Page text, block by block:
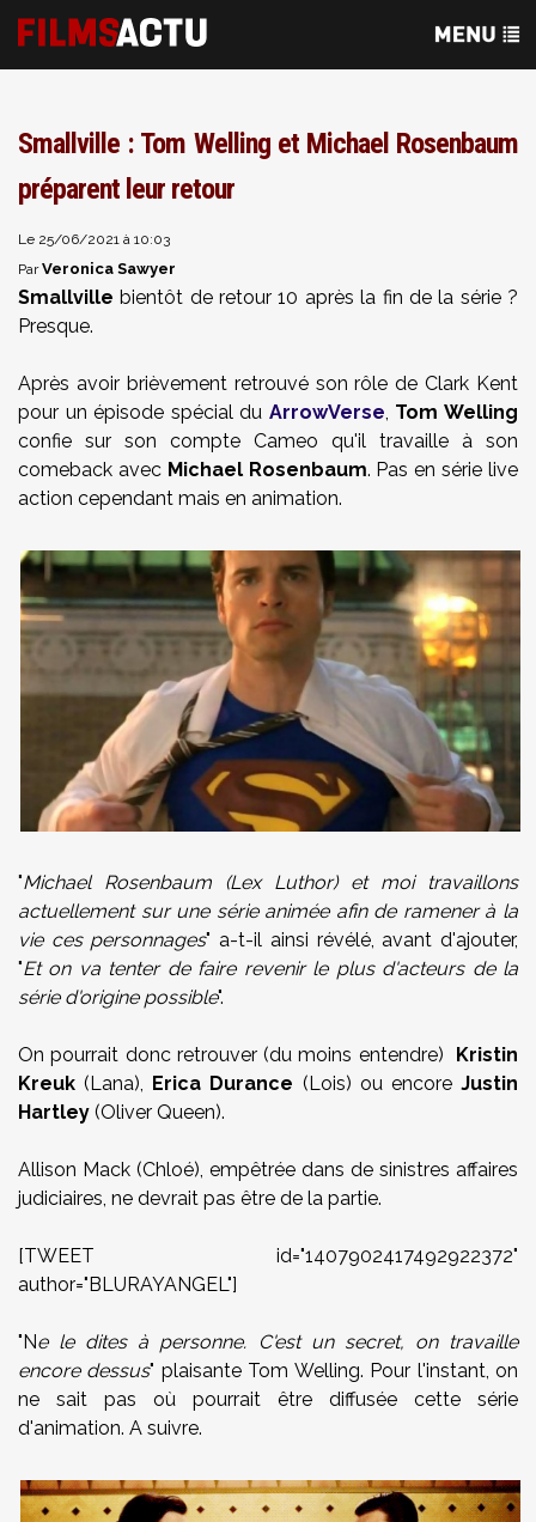
Smallville : Tom Welling et Michael Rosenbaum
préparent leur retour
Le 25/06/2021 à 10:03
ParVeronica Sawyer
Smallville bientôt de retour 10 après la fin de la série ?
Presque.
Après avoir brièvement retrouvé son rôle de Clark Kent
pour un épisode spécial du ArrowVerse, Tom Welling
confie sur son compte Cameo qu'il travaille à son
comeback avec Michael Rosenbaum. Pas en série live
action cependant mais en animation.
"Michael Rosenbaum (Lex Luthor) et moi travaillons
actuellement sur une série animée afin de ramener à la
vie ces personnages" a-t-il ainsi révélé, avant d'ajouter,
"Et on va tenter de faire revenir le plus d'acteurs de la
série d'origine possible".
On pourrait donc retrouver (du moins entendre) Kristin
Kreuk (Lana), Erica Durance (Lois) ou encoreJustin
Hartley (Oliver Queen).
Allison Mack (Chloé), empêtrée dans de sinistres affaires
judiciaires, ne devrait pas être de la partie.
[TWEET id="1407902417492922372"
author="BLURAYANGEL"]
"Ne le dites à personne. C'est un secret, on travaille
encore dessus" plaisante Tom Welling. Pour l'instant, on
ne sait pas où pourrait être diffusée cette série
d'animation. A suivre.